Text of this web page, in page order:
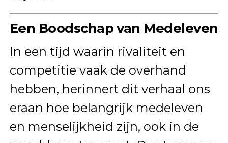
Een Boodschap van Medeleven
In een tijd waarin rivaliteit en
competitie vaak de overhand
hebben, herinnert dit verhaal ons
eraan hoe belangrijk medeleven
en menselijkheid zijn, ook in de